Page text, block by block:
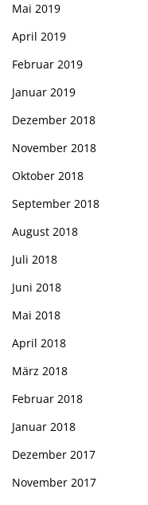
Mai 2019
April 2019
Februar 2019
Januar 2019
Dezember 2018
November 2018
Oktober 2018
September 2018
August 2018
Juli 2018
Juni 2018
Mai 2018
April 2018
März 2018
Februar 2018
Januar 2018
Dezember 2017
November 2017